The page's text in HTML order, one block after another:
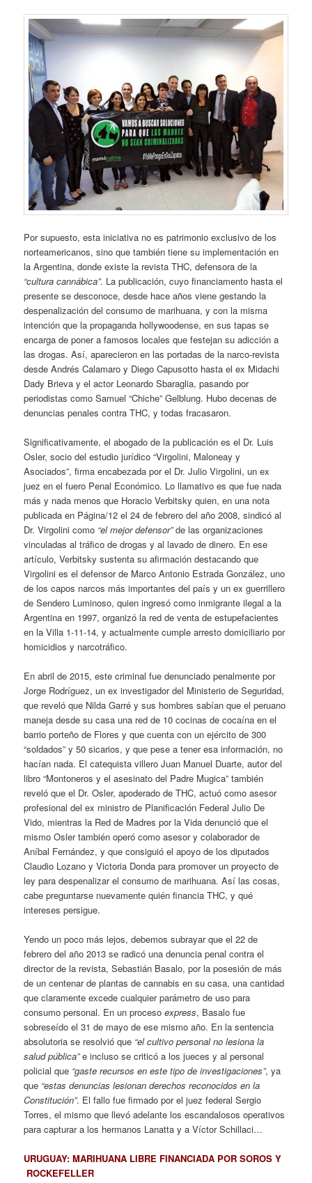
Por supuesto, esta iniciativa no es patrimonio exclusivo de los
norteamericanos, sino que también tiene su implementación en
la Argentina, donde existe la revista THC, defensora de la
“cultura cannábica”. La publicación, cuyo financiamento hasta el
presente se desconoce, desde hace años viene gestando la
despenalización del consumo de marihuana, y con la misma
intención que la propaganda hollywoodense, en sus tapas se
encarga de poner a famosos locales que festejan su adicción a
las drogas. Así, aparecieron en las portadas de la narco-revista
desde Andrés Calamaro y Diego Capusotto hasta el ex Midachi
Dady Brieva y el actor Leonardo Sbaraglia, pasando por
periodistas como Samuel “Chiche” Gelblung. Hubo decenas de
denuncias penales contra THC, y todas fracasaron.
Significativamente, el abogado de la publicación es el Dr. Luis
Osler, socio del estudio jurídico “Virgolini, Maloneay y
Asociados”, firma encabezada por el Dr. Julio Virgolini, un ex
juez en el fuero Penal Económico. Lo llamativo es que fue nada
más y nada menos que Horacio Verbitsky quien, en una nota
publicada en Página/12 el 24 de febrero del año 2008, sindicó al
Dr. Virgolini como “el mejor defensor”de las organizaciones
vinculadas al tráfico de drogas y al lavado de dinero. En ese
artículo, Verbitsky sustenta su afirmación destacando que
Virgolini es el defensor de Marco Antonio Estrada González, uno
de los capos narcos más importantes del país y un ex guerrillero
de Sendero Luminoso, quien ingresó como inmigrante ilegal a la
Argentina en 1997, organizó la red de venta de estupefacientes
en la Villa 1-11-14, y actualmente cumple arresto domiciliario por
homicidios y narcotráfico.
En abril de 2015, este criminal fue denunciado penalmente por
Jorge Rodríguez, un ex investigador del Ministerio de Seguridad,
que reveló que Nilda Garré y sus hombres sabían que el peruano
maneja desde su casa una red de 10 cocinas de cocaína en el
barrio porteño de Flores y que cuenta con un ejército de 300
“soldados” y 50 sicarios, y que pese a tener esa información, no
hacían nada. El catequista villero Juan Manuel Duarte, autor del
libro “Montoneros y el asesinato del Padre Mugica” también
reveló que el Dr. Osler, apoderado de THC, actuó como asesor
profesional del ex ministro de Planificación Federal Julio De
Vido, mientras la Red de Madres por la Vida denunció que el
mismo Osler también operó como asesor y colaborador de
Aníbal Fernández, y que consiguió el apoyo de los diputados
Claudio Lozano y Victoria Donda para promover un proyecto de
ley para despenalizar el consumo de marihuana. Así las cosas,
cabe preguntarse nuevamente quién financia THC, y qué
intereses persigue.
Yendo un poco más lejos, debemos subrayar que el 22 de
febrero del año 2013 se radicó una denuncia penal contra el
director de la revista, Sebastián Basalo, por la posesión de más
de un centenar de plantas de cannabis en su casa, una cantidad
que claramente excede cualquier parámetro de uso para
consumo personal. En un procesoexpress, Basalo fue
sobreseído el 31 de mayo de ese mismo año. En la sentencia
absolutoria se resolvió que “el cultivo personal no lesiona la
salud pública”e incluso se criticó a los jueces y al personal
policial que “gaste recursos en este tipo de investigaciones”, ya
que “estas denuncias lesionan derechos reconocidos en la
Constitución”. El fallo fue firmado por el juez federal Sergio
Torres, el mismo que llevó adelante los escandalosos operativos
para capturar a los hermanos Lanatta y a Víctor Schillaci…
URUGUAY: MARIHUANA LIBRE FINANCIADA POR SOROS Y
ROCKEFELLER